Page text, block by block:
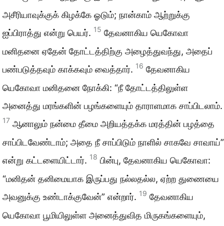
அசீரியாவுக்குக் கிழக்கே ஓடும்; நான்காம் ஆற்றுக்கு
ஐப்பிராத்து என்று பெயர். 15 தேவனாகிய யெகோவா
மனிதனை ஏதேன் தோட்டத்திற்கு அழைத்துவந்து, அதைப்
பண்படுத்தவும் காக்கவும் வைத்தார். 16 தேவனாகிய
யெகோவா மனிதனை நோக்கி: “நீ தோட்டத்திலுள்ள
அனைத்து மரங்களின் பழங்களையும் தாராளமாக சாப்பிடலாம்.
17 ஆனாலும் நன்மை தீமை அறியத்தக்க மரத்தின் பழத்தை
சாப்பிடவேண்டாம்; அதை நீ சாப்பிடும் நாளில் சாகவே சாவாய்”
என்று கட்டளையிட்டார். 18 பின்பு, தேவனாகிய யெகோவா:
“மனிதன் தனிமையாக இருப்பது நல்லதல்ல, ஏற்ற துணையை
அவனுக்கு உண்டாக்குவேன்” என்றார். 19 தேவனாகிய
யெகோவா பூமியிலுள்ள அனைத்துவித மிருகங்களையும்,